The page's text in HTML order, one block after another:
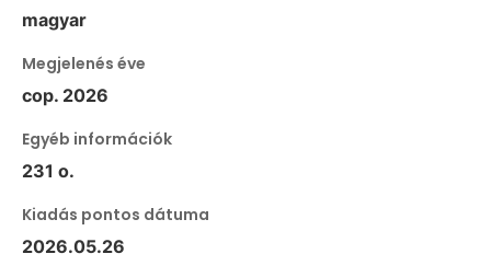
magyar
Megjelenés éve
cop. 2026
Egyéb információk
231 o.
Kiadás pontos dátuma
2026.05.26